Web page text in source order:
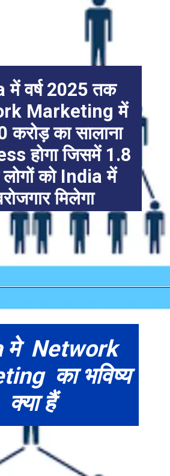
में वर्ष 2025 तक
Marketing में
करोड़ का सालाना
होगा जिसमें 1.8
को India में
मिलेगा
मे Network
का भविष्य
क्या हैं